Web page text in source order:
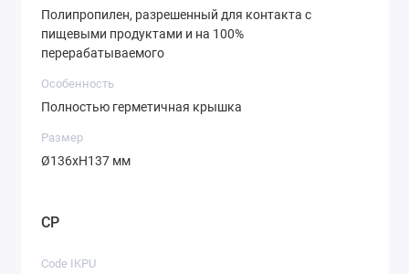
Полипропилен, разрешенный для контакта с
пищевыми продуктами и на 100%
перерабатываемого
Особенность
Полностью герметичная крышка
Размер
Ø136хH137 мм
CP
Code IKPU